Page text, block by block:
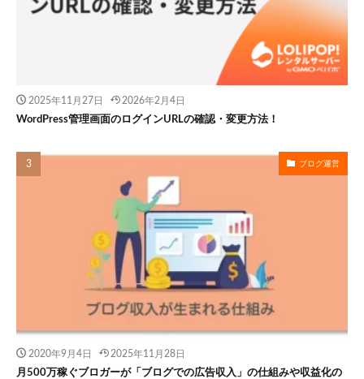
2025年11月27日 2026年2月4日
WordPress管理画面のログインURLの確認・変更方法！
ブログ運営
2020年9月4日 2025年11月28日
月500万稼ぐブロガーが「ブログでの広告収入」の仕組みや収益化の